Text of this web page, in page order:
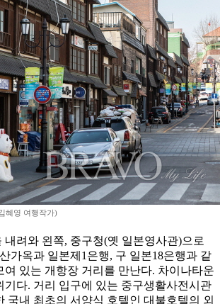
혜영 여행작가)
내려와 왼쪽, 중구청(옛 일본영사관)으로
가옥과 일본제1은행, 구 일본18은행과 같
여 있는 개항장 거리를 만난다. 차이나타운
기다. 거리 입구에 있는 중구생활사전시관
국내 최초의 서양식 호텔인 대불호텔의 외